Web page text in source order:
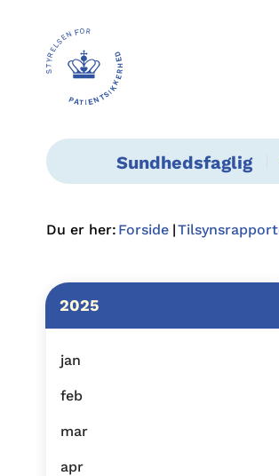
Sundhedsfaglig
Du er her: Forside
2025
jan
feb
mar
apr